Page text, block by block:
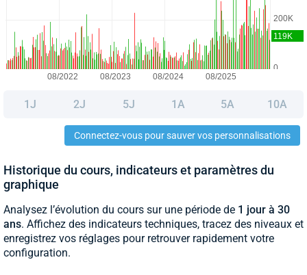
1J 2J 5J 1A 5A 10A
Connectez-vous pour sauver vos personnalisations
Historique du cours, indicateurs et paramètres du
graphique
Analysez l’évolution du cours sur une période de 1 jour à 30
ans. Affichez des indicateurs techniques, tracez des niveaux et
enregistrez vos réglages pour retrouver rapidement votre
configuration.